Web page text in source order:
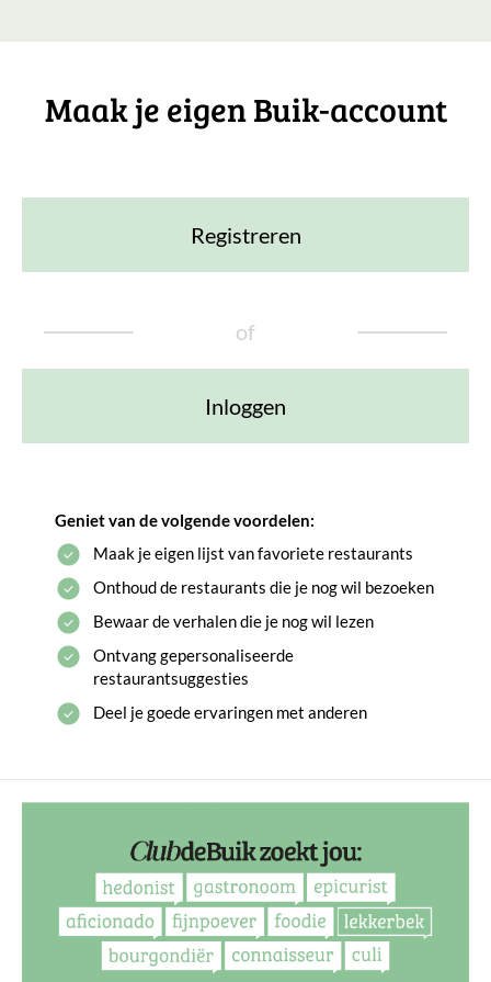
Maak je eigen Buik-account
Registreren
of
Inloggen
Geniet van de volgende voordelen:
Maak je eigen lijst van favoriete restaurants
Onthoud de restaurants die je nog wil bezoeken
Bewaar de verhalen die je nog wil lezen
Ontvang gepersonaliseerde
restaurantsuggesties
Deel je goede ervaringen met anderen